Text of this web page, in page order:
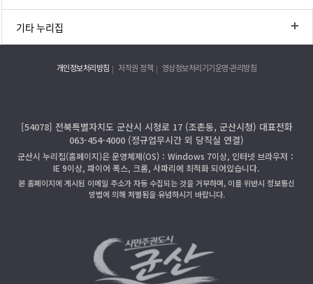
기타 누리집
개인정보처리방침 저작권 정책 영상정보처리기기운영·관리방침
[54078] 전북특별자치도 군산시 시청로 17 (조촌동, 군산시청) 대표전화
063-454-4000 (정규업무시간 외 당직실 연결)
군산시 누리집(홈페이지)은 운영체제(OS)：Windows 7이상, 인터넷 브라우저：
IE 9이상, 파이어 폭스, 크롬, 사파리에 최적화 되어있습니다.
본 홈페이지에 게시된 이메일 주소가 자동 수집되는 것을 거부하며, 이를 위반시 정보통신
망법에 의해 처벌됨을 유념하시기 바랍니다.